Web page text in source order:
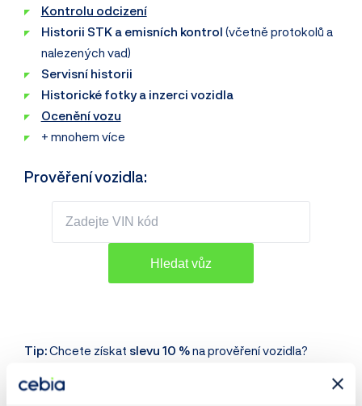
Kontrolu odcizení
Historii STK a emisních kontrol (včetně protokolů a
nalezených vad)
Servisní historii
Historické fotky a inzerci vozidla
Ocenění vozu
+ mnohem více
Prověření vozidla:
Tip:Chcete získat slevu 10 %na prověření vozidla?
obratem pošleme na váš e-mail ->